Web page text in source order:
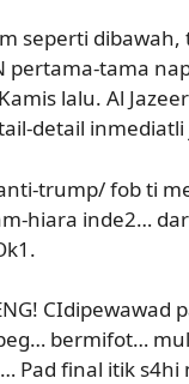
seperti
pertama-tama
lalu. Al
detail inmediatli
trump/ fob ti
hiara inde2…
CIdipewawad
bermifot…
Pad final itik s4hi